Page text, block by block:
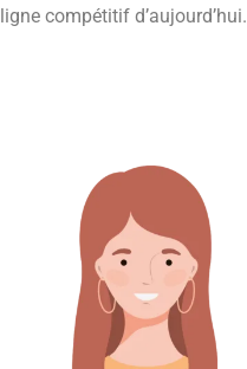
ligne compétitif d’aujourd’hui.